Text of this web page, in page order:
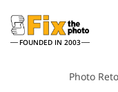
FOUNDED IN 2003
Photo